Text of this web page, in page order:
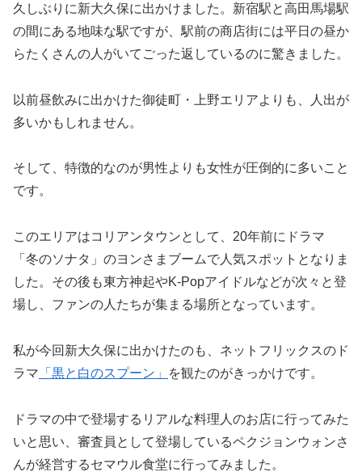
久しぶりに新大久保に出かけました。新宿駅と高田馬場駅
の間にある地味な駅ですが、駅前の商店街には平日の昼か
らたくさんの人がいてごった返しているのに驚きました。
以前昼飲みに出かけた御徒町・上野エリアよりも、人出が
多いかもしれません。
そして、特徴的なのが男性よりも女性が圧倒的に多いこと
です。
このエリアはコリアンタウンとして、20年前にドラマ
「冬のソナタ」のヨンさまブームで人気スポットとなりま
した。その後も東方神起やK-Popアイドルなどが次々と登
場し、ファンの人たちが集まる場所となっています。
私が今回新大久保に出かけたのも、ネットフリックスのド
ラマ 「黒と白のスプーン」 を観たのがきっかけです。
ドラマの中で登場するリアルな料理人のお店に行ってみた
いと思い、審査員として登場しているペクジョンウォンさ
んが経営するセマウル食堂に行ってみました。